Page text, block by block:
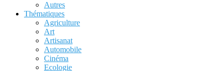
Autres
Thématiques
Agriculture
Art
Artisanat
Automobile
Cinéma
Ecologie